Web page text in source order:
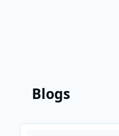
Blogs
Lees meer over De